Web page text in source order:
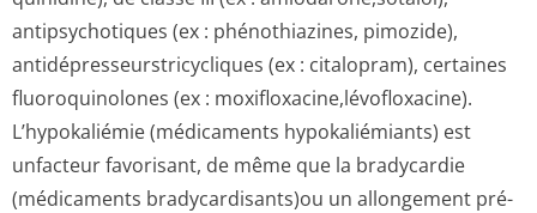
antipsychotiques (ex : phénothiazines, pimozide),
antidépresseur­stricycliques (ex : citalopram), certaines
fluoroquinolones (ex : moxifloxacine,lé­vofloxacine).
L’hypokaliémie (médicaments hypokaliémiants) est
unfacteur favorisant, de même que la bradycardie
(médicaments bradycardisants)ou un allongement pré-